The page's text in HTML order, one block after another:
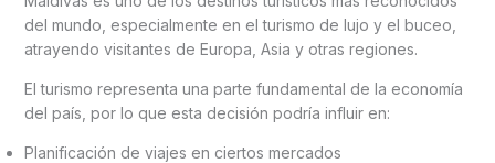
del mundo, especialmente en el turismo de lujo y el buceo,
atrayendo visitantes de Europa, Asia y otras regiones.
El turismo representa una parte fundamental de la economía
del país, por lo que esta decisión podría influir en:
Planificación de viajes en ciertos mercados